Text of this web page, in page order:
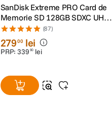
SanDisk Extreme PRO Card de
Memorie SD 128GB SDXC UHS-
I Class 10 U3 V30 + 2 Ani
RescuePRO Deluxe
(87)
27900 lei
PRP:339 90 lei